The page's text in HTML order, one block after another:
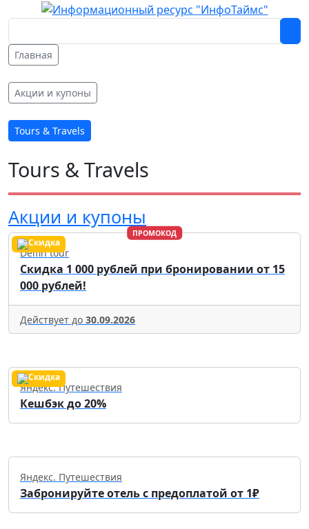
Главная
Акции и купоны
Tours & Travels
Tours & Travels
Акции и купоны
ПРОМОКОД
Delfin tour
Скидка 1 000 рублей при бронировании от 15
000 рублей!
Действует до 30.09.2026
Яндекс. Путешествия
Кешбэк до 20%
Яндекс. Путешествия
Забронируйте отель с предоплатой от 1₽